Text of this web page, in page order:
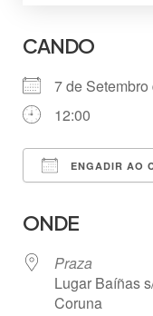
CANDO
7 de
12:00
ENGADIR AO
ONDE
Praza
Lugar Baíñas
Coruna